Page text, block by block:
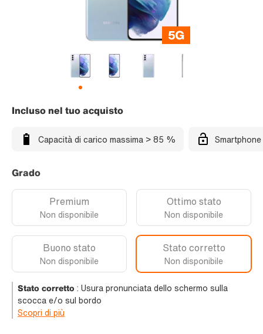
Incluso nel tuo acquisto
Capacità di carico massima > 85 %
Grado
Premium
Non disponibile
Ottimo stato
Non disponibile
Buono stato
Non disponibile
Stato corretto
Non disponibile
Stato corretto: Usura pronunciata dello schermo sulla
scocca e/o sul bordo
Scopri di più